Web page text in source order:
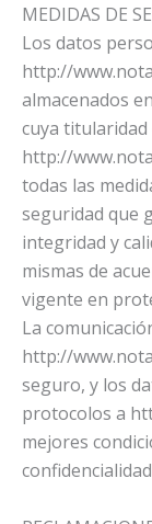
MEDIDAS DE
Los datos
http://
almacenados
cuya titularidad
http://
todas las
seguridad que
integridad y
mismas de
vigente en
La
http://
seguro, y los
protocolos a
mejores